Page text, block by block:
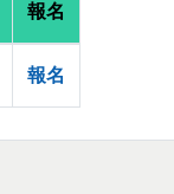
報名
報名